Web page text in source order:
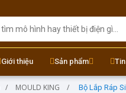
Giới thiệu Sản phẩm
MOULD KING Bộ Lắp Ráp